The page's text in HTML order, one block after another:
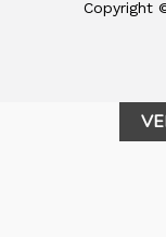
Copyright